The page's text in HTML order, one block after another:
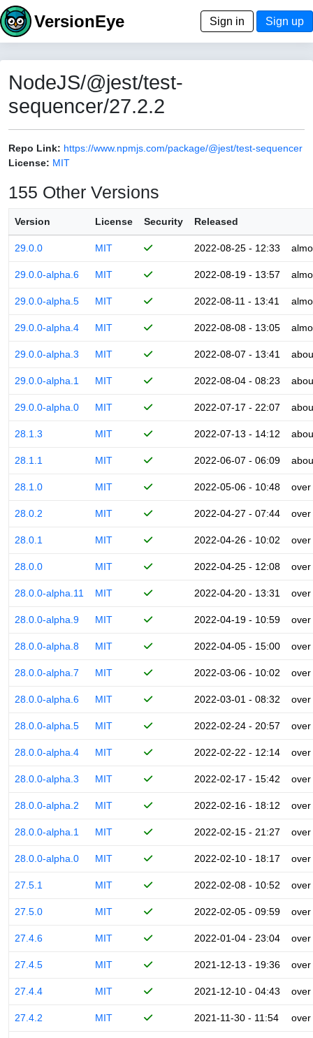
VersionEye Sign in Sign up
NodeJS/@jest/test-
sequencer/27.2.2
Repo Link: https://www.npmjs.com/package/@jest/test-sequencer
License: MIT
155 Other Versions
Version License Security Released
29.0.0 MIT 2022-08-25 - 12:33
29.0.0-alpha.6 MIT 2022-08-19 - 13:57
29.0.0-alpha.5 MIT 2022-08-11 - 13:41
29.0.0-alpha.4 MIT 2022-08-08 - 13:05
29.0.0-alpha.3 MIT 2022-08-07 - 13:41
29.0.0-alpha.1 MIT 2022-08-04 - 08:23
29.0.0-alpha.0 MIT 2022-07-17 - 22:07
28.1.3 MIT 2022-07-13 - 14:12
28.1.1 MIT 2022-06-07 - 06:09
28.1.0 MIT 2022-05-06 - 10:48 over
28.0.2 MIT 2022-04-27 - 07:44 over
28.0.1 MIT 2022-04-26 - 10:02 over
28.0.0 MIT 2022-04-25 - 12:08 over
28.0.0-alpha.11 MIT 2022-04-20 - 13:31 over
28.0.0-alpha.9 MIT 2022-04-19 - 10:59 over
28.0.0-alpha.8 MIT 2022-04-05 - 15:00 over
28.0.0-alpha.7 MIT 2022-03-06 - 10:02 over
28.0.0-alpha.6 MIT 2022-03-01 - 08:32 over
28.0.0-alpha.5 MIT 2022-02-24 - 20:57 over
28.0.0-alpha.4 MIT 2022-02-22 - 12:14 over
28.0.0-alpha.3 MIT 2022-02-17 - 15:42 over
28.0.0-alpha.2 MIT 2022-02-16 - 18:12 over
28.0.0-alpha.1 MIT 2022-02-15 - 21:27 over
28.0.0-alpha.0 MIT 2022-02-10 - 18:17 over
27.5.1 MIT 2022-02-08 - 10:52 over
27.5.0 MIT 2022-02-05 - 09:59 over
27.4.6 MIT 2022-01-04 - 23:04 over
27.4.5 MIT 2021-12-13 - 19:36 over
27.4.4 MIT 2021-12-10 - 04:43 over
27.4.2 MIT 2021-11-30 - 11:54 over